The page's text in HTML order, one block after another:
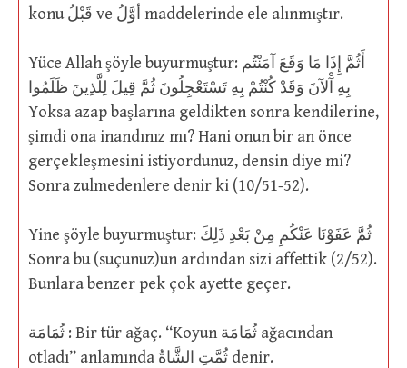
konu قَبْلُ ve أوَّلُ maddelerinde ele alınmıştır.
Yüce Allah şöyle buyurmuştur: أَثُمَّ إِذَا مَا وَقَعَ آمَنْتُم
بِهِ آْلآنَ وَقَدْ كُنْتُمْ بِهِ تَسْتَعْجِلُونَ ثُمَّ قِيلَ لِلَّذِينَ ظَلَمُوا
Yoksa azap başlarına geldikten sonra kendilerine,
şimdi ona inandınız mı? Hani onun bir an önce
gerçekleşmesini istiyordunuz, densin diye mi?
Sonra zulmedenlere denir ki (10/51-52).
Yine şöyle buyurmuştur: ثُمَّ عَفَوْنَا عَنْكُمِ مِنْ بَعْدِ ذَلِكَ
Sonra bu (suçunuz)un ardından sizi affettik (2/52).
Bunlara benzer pek çok ayette geçer.
ثُمَامَة : Bir tür ağaç. “Koyun ثُمَامَة ağacından
otladı” anlamında ثُمَّتِ الشَّاةُ denir.